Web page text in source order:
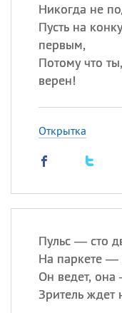
Никогда не
Пусть на
первым,
Потому что
верен!
Открытка
Пульс — сто
На паркете —
Он ведет,
Зритель ждет